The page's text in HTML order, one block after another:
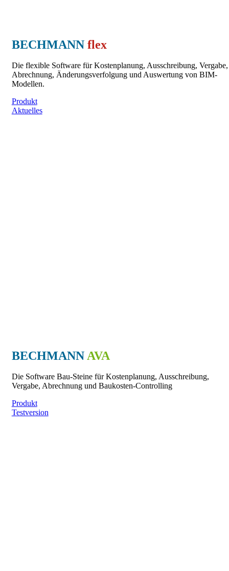
BECHMANN flex
Die flexible Software für Kostenplanung, Ausschreibung, Vergabe,
Abrechnung, Änderungsverfolgung und Auswertung von BIM-
Modellen.
Produkt
Aktuelles
BECHMANN AVA
Die Software Bau-Steine für Kostenplanung, Ausschreibung,
Vergabe, Abrechnung und Baukosten-Controlling
Produkt
Testversion